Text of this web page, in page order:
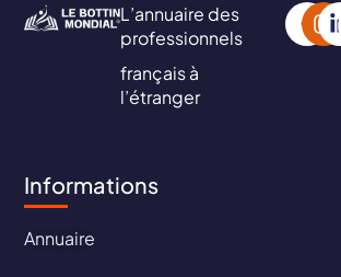
L’annuaire des
professionnels
français à
l’étranger
Informations
Annuaire